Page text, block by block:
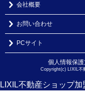
会社概要
お問い合わせ
PCサイト
個人情報保
Copyright(c) LIXIL不
LIXIL不動産ショップ